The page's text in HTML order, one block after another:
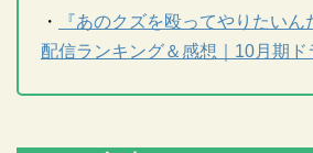
・
『あのクズを殴ってやりたい
配信ランキング＆感想｜10月期ド